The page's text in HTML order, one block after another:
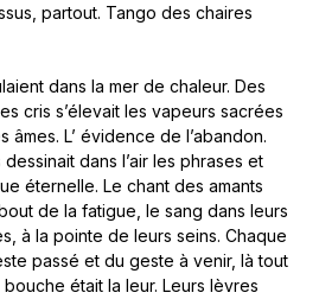
partout. Tango des chaires
dans la mer de chaleur. Des
cris s’élevait les vapeurs sacrées
âmes. L’ évidence de l’abandon.
dans l’air les phrases et
éternelle. Le chant des amants
de la fatigue, le sang dans leurs
à la pointe de leurs seins. Chaque
passé et du geste à venir, là tout
était la leur. Leurs lèvres